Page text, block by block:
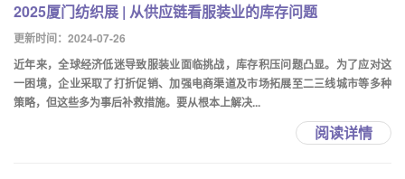
2025厦门纺织展 | 从供应链看服装业的库存问题
更新时间：2024-07-26
近年来，全球经济低迷导致服装业面临挑战，库存积压问题凸显。为了应对这
一困境，企业采取了打折促销、加强电商渠道及市场拓展至二三线城市等多种
策略，但这些多为事后补救措施。要从根本上解决...
阅读详情